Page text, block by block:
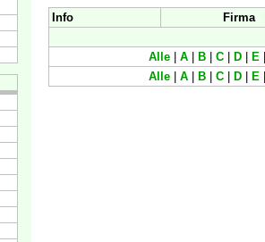
Info Firma
Alle A B C D E
Alle
A B C D E